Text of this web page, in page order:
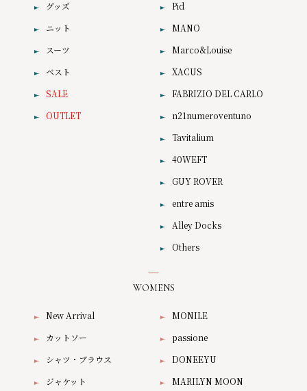
グッズ
ニット
スーツ
ベスト
SALE
OUTLET
Pid
MANO
Marco&Louise
XACUS
FABRIZIO DEL CARLO
n21numeroventuno
Tavitalium
40WEFT
GUY ROVER
entre amis
Alley Docks
Others
WOMENS
New Arrival
カットソー
シャツ・ブラウス
ジャケット
MONILE
passione
DONEEYU
MARILYN MOON